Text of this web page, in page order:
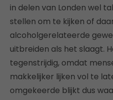
in delen van Londen wel
stellen om te kijken of
alcoholgerelateerde
uitbreiden als het slaagt.
tegenstrijdig, omdat
makkelijker lijken vol te
omgekeerde blijkt dus